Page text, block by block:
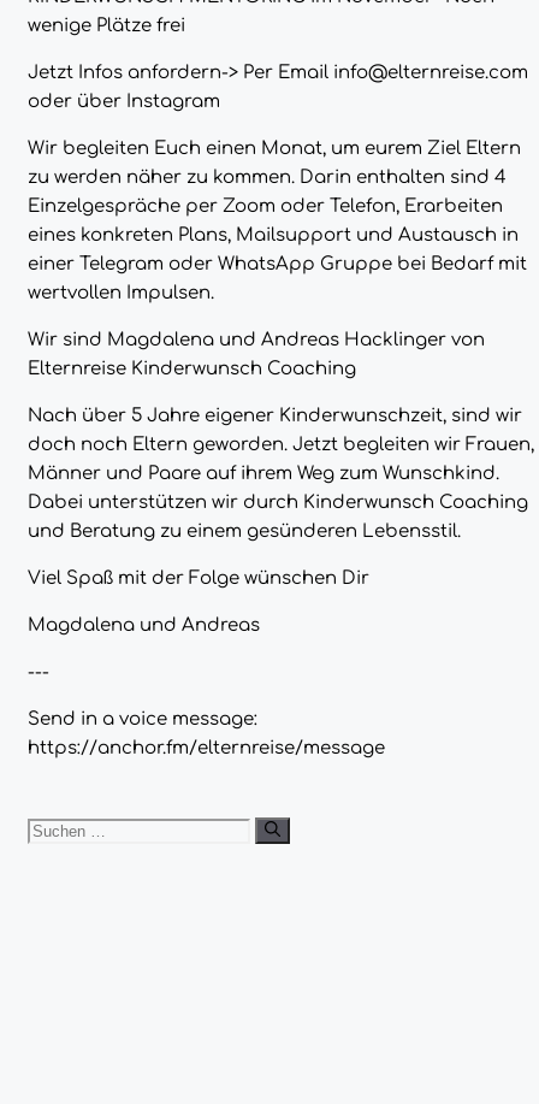
wenige Plätze frei
Jetzt Infos anfordern-> Per Email info@elternreise.com
oder über Instagram
Wir begleiten Euch einen Monat, um eurem Ziel Eltern
zu werden näher zu kommen. Darin enthalten sind 4
Einzelgespräche per Zoom oder Telefon, Erarbeiten
eines konkreten Plans, Mailsupport und Austausch in
einer Telegram oder WhatsApp Gruppe bei Bedarf mit
wertvollen Impulsen.
Wir sind Magdalena und Andreas Hacklinger von
Elternreise Kinderwunsch Coaching
Nach über 5 Jahre eigener Kinderwunschzeit, sind wir
doch noch Eltern geworden. Jetzt begleiten wir Frauen,
Männer und Paare auf ihrem Weg zum Wunschkind.
Dabei unterstützen wir durch Kinderwunsch Coaching
und Beratung zu einem gesünderen Lebensstil.
Viel Spaß mit der Folge wünschen Dir
Magdalena und Andreas
---
Send in a voice message:
https://anchor.fm/elternreise/message
Suchen
nach: